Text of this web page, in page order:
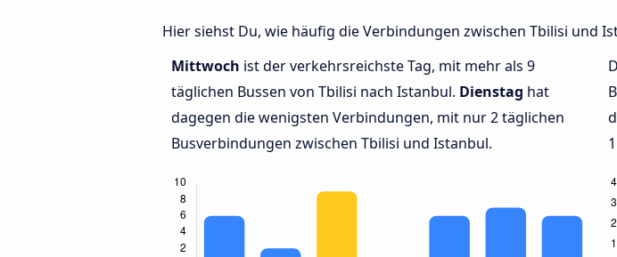
Hier siehst Du, wie häufig die Verbindungen zwischen Tbilisi und
Mittwoch ist der verkehrsreichste Tag, mit mehr als 9
täglichen Bussen von Tbilisi nach Istanbul. Dienstag hat
dagegen die wenigsten Verbindungen, mit nur 2 täglichen
Busverbindungen zwischen Tbilisi und Istanbul.